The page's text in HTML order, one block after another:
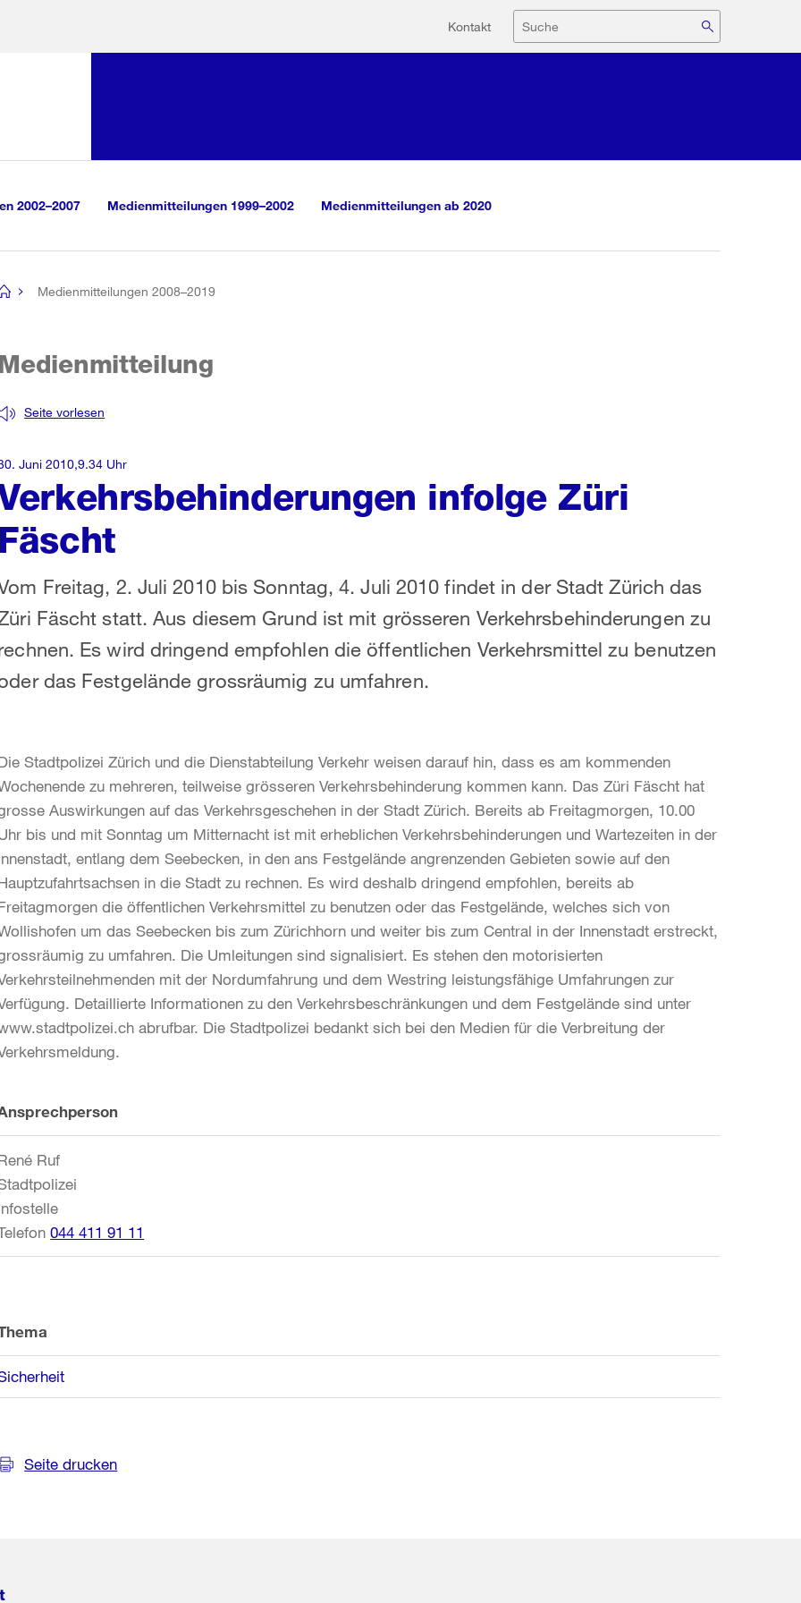
Hilfsnavigation
Kontakt Suche
2002–2007 Medienmitteilungen 1999–2002 Medienmitteilungen ab 2020
Medienmitteilungen 2008–2019
infolge Züri
Fäscht
Seite vorlesen
Freitag, 2. Juli 2010 bis Sonntag, 4. Juli 2010 findet in der Stadt Zürich das
Fäscht statt. Aus diesem Grund ist mit grösseren Verkehrsbehinderungen zu
Es wird dringend empfohlen die öffentlichen Verkehrsmittel zu benutzen
das Festgelände grossräumig zu umfahren.
Juni 2010,9.34 Uhr
Stadtpolizei Zürich und die Dienstabteilung Verkehr weisen darauf hin, dass es am kommenden
zu mehreren, teilweise grösseren Verkehrsbehinderung kommen kann. Das Züri Fäscht hat
Auswirkungen auf das Verkehrsgeschehen in der Stadt Zürich. Bereits ab Freitagmorgen, 10.00
bis und mit Sonntag um Mitternacht ist mit erheblichen Verkehrsbehinderungen und Wartezeiten in der
entlang dem Seebecken, in den ans Festgelände angrenzenden Gebieten sowie auf den
in die Stadt zu rechnen. Es wird deshalb dringend empfohlen, bereits ab
die öffentlichen Verkehrsmittel zu benutzen oder das Festgelände, welches sich von
um das Seebecken bis zum Zürichhorn und weiter bis zum Central in der Innenstadt erstreckt,
zu umfahren. Die Umleitungen sind signalisiert. Es stehen den motorisierten
mit der Nordumfahrung und dem Westring leistungsfähige Umfahrungen zur
Detaillierte Informationen zu den Verkehrsbeschränkungen und dem Festgelände sind unter
abrufbar. Die Stadtpolizei bedankt sich bei den Medien für die Verbreitung der
Ruf
044 411 91 11
Seite drucken